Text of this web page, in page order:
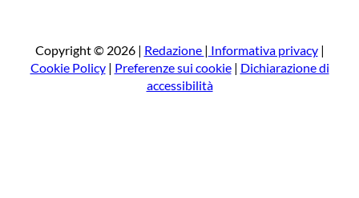
a
Copyright © 2026 | Redazione | Informativa privacy|
Cookie Policy| Preferenze sui cookie| Dichiarazione di
accessibilità